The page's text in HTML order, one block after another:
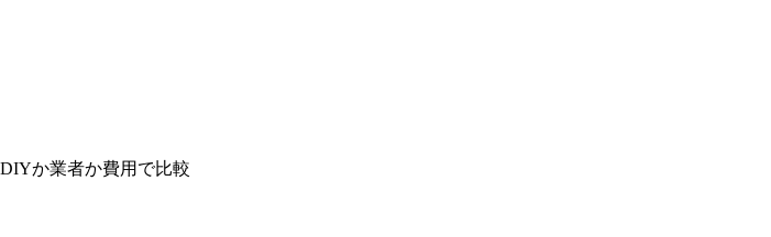
か業者か費用で比較